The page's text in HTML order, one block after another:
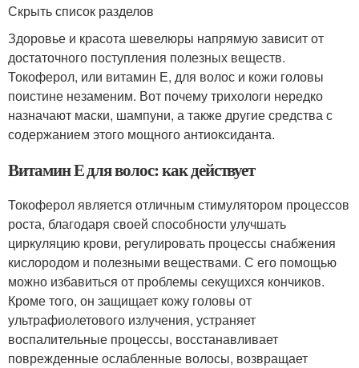
Скрыть список разделов
Здоровье и красота шевелюры напрямую зависит от
достаточного поступления полезных веществ.
Токоферол, или витамин Е, для волос и кожи головы
поистине незаменим. Вот почему трихологи нередко
назначают маски, шампуни, а также другие средства с
содержанием этого мощного антиоксиданта.
Витамин Е для волос: как действует
Токоферол является отличным стимулятором процессов
роста, благодаря своей способности улучшать
циркуляцию крови, регулировать процессы снабжения
кислородом и полезными веществами. С его помощью
можно избавиться от проблемы секущихся кончиков.
Кроме того, он защищает кожу головы от
ультрафиолетового излучения, устраняет
воспалительные процессы, восстанавливает
поврежденные ослабленные волосы, возвращает